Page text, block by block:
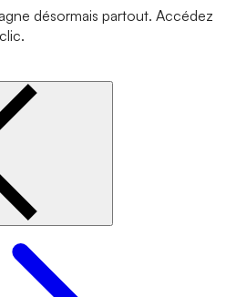
désormais partout. Accédez